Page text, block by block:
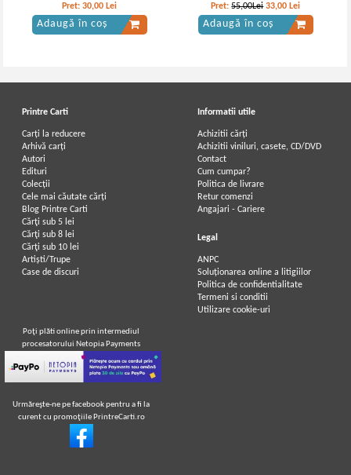
Pret:30,00 Lei
Adaugă în coș
Pret:55,00Lei 33,00 Lei
Adaugă în coș
Printre Carti
Carți la reducere
Arhivă carți
Autori
Edituri
Colecții
Cele mai căutate cărți
Blog Printre Carti
Cărţi sub 5 lei
Cărţi sub 8 lei
Cărţi sub 10 lei
Artiști/Trupe
Case de discuri
Informatii utile
Achizitii cărți
Achizitii viniluri, casete, CD/DVD
Contact
Cum cumpar?
Politica de livrare
Retur comenzi
Angajari - Cariere
Legal
ANPC
Soluționarea online a litigiilor
Politica de confidentialitate
Termeni si conditii
Utilizare cookie-uri
Poţi plăti online prin intermediul
procesatorului Netopia Payments
Urmăreşte-ne pe facebook pentru a fi la
curent cu promoţiile PrintreCarti.ro